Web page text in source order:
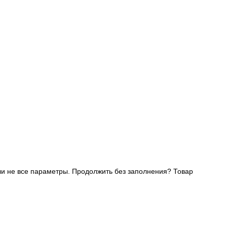
не все параметры. Продолжить без заполнения? Товар